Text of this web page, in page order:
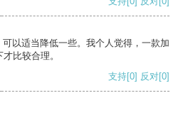
以适当降低一些。我个人觉得，一款加
比较合理。
支持[0] 反对[0]